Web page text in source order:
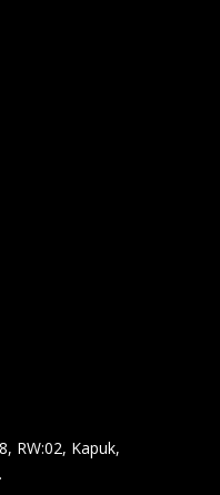
RW:02, Kapuk,